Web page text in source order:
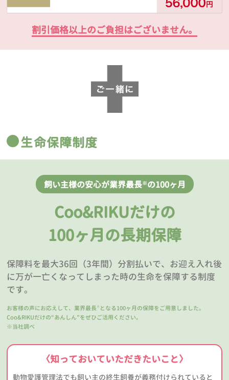
割引価格以上のご負担はございません。
生命保障制度
飼い主様の安心が業界最長※の100ヶ月
Coo&RIKUだけの
100ヶ月の長期保障
保障料を最大36回（3年間）分割払いで、お迎え入れ後
に万が一亡くなってしまった時の生命を保障する制度
です。
お客様の声にお応えして、業界最長 ※ となる100ヶ月の保障をご用意しました。
Coo&RIKUだけの“あんしん”をぜひご活用ください。
※当社調べ
〈知っておいていただきたいこと〉
動物愛護管理法でも飼い主の終生飼養が義務付けられていると